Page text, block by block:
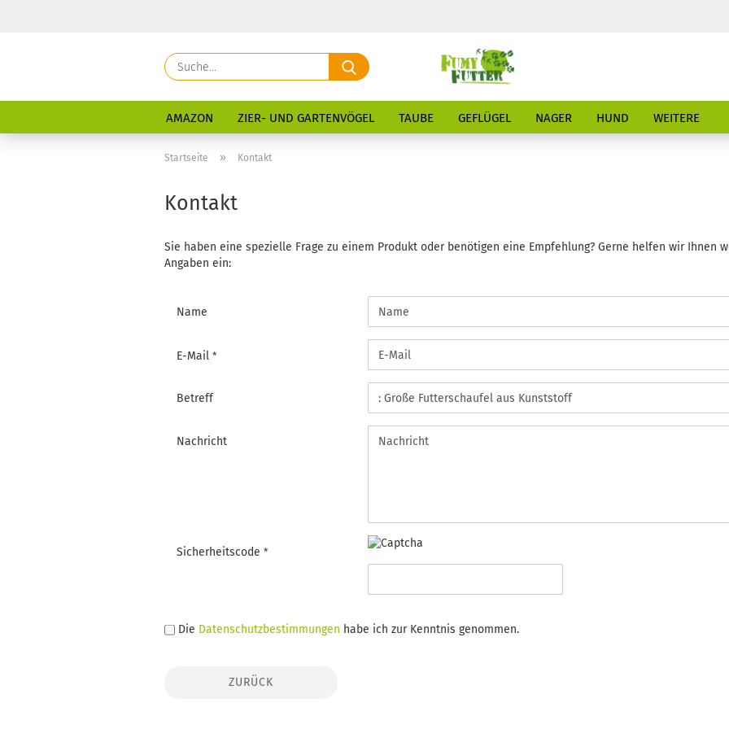
Konto erstellen
Suche...
AMAZON ZIER- UND GARTENVÖGEL TAUBE GEFLÜGEL NAGER HUND WEITERE
Startseite » Kontakt
Kontakt
Sie haben eine spezielle Frage zu einem Produkt oder benötigen eine Empfehlung? Gerne helfen wir Ihnen
Angaben ein:
Name
E-Mail
Betreff
Nachricht
Sicherheitscode
DATENSCHUTZBESTIMMUNGEN
Die Datenschutzbestimmungen habe ich zur Kenntnis genommen.
ZURÜCK